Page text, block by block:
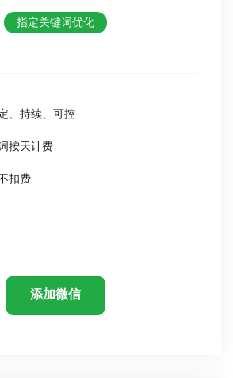
指定关键词优化
、持续、可控
按天计费
扣费
添加微信